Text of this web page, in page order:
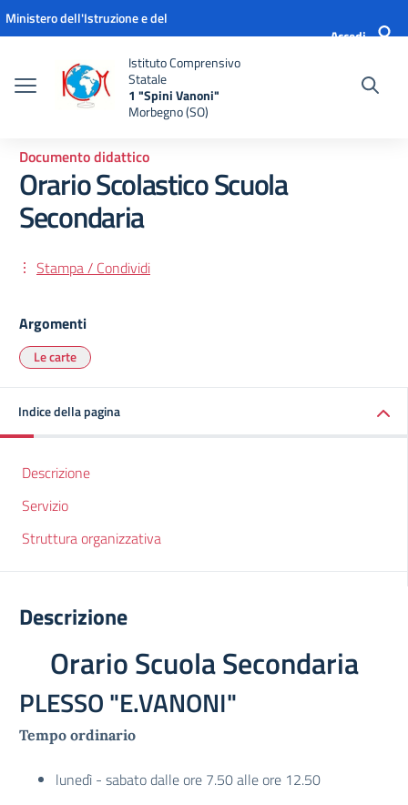
Vai ai contenuti
Vai al menu di navigazione
Vai al footer
Ministero dell'Istruzione e del
Accedi
Istituto Comprensivo
Statale
1 "Spini Vanoni"
Morbegno (SO)
Documento didattico
Orario Scolastico Scuola
Secondaria
Stampa / Condividi
Argomenti
Le carte
Indice della pagina
Descrizione
Servizio
Struttura organizzativa
Descrizione
Orario Scuola Secondaria
PLESSO "E.VANONI"
Tempo ordinario
lunedì - sabato dalle ore 7.50 alle ore 12.50